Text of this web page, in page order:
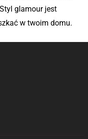
glamour jest
w twoim domu.